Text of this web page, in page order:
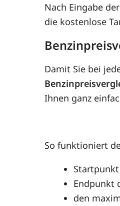
Nach Eingabe
die kostenlose
Damit Sie bei
Ihnen ganz
So funktioniert
Endpunkt
den